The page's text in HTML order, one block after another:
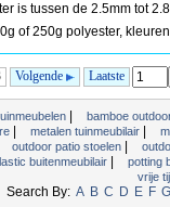
is tussen de 2.5mm tot
of 250g polyester,
stoelen, normaal
Volgende Laatste
bamboe
metalen tuinmeubilair
outdoor patio stoelen
buitenmeubilair
potting
vrije
Search By: A B C D E F G